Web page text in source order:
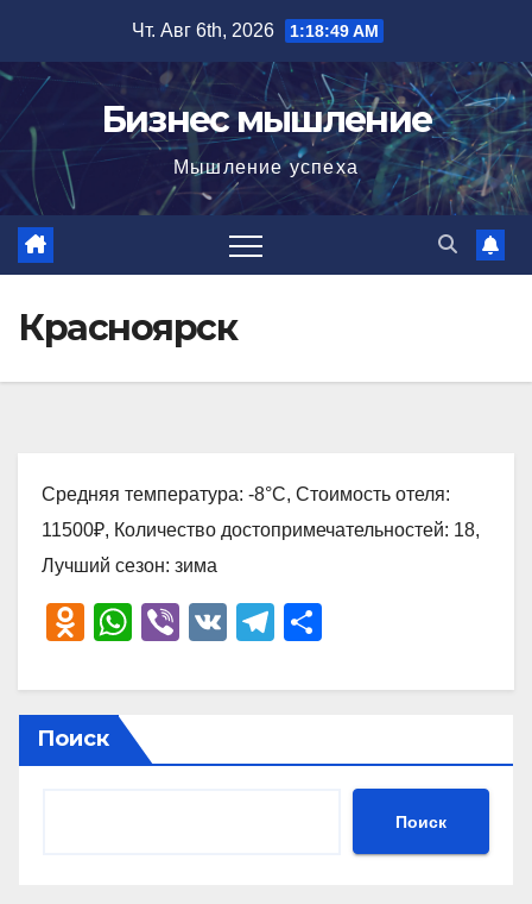
содержимому
Чт. Авг 6th, 2026 1:18:50 AM
Бизнес мышление
Мышление успеха
Красноярск
Средняя температура: -8°C, Стоимость отеля:
11500₽, Количество достопримечательностей: 18,
Лучший сезон: зима
O
n
o
kl
W
at
s
A
Vi
er
V
T
e
a
р
в
ть
Поиск
Поиск